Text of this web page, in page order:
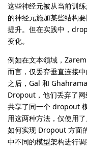
这些神经元被从当前训
的神经元施加某些结构
提升。但在实践中，
变化。
例如在文本领域，
而言，仅丢弃垂直连接
之后，Gal 和
Dropout，他们丢弃了
共享了同一个 dropout
用这两种方法，仅使用
如何实现 Dropout 方面
中不同的模型架构进行调